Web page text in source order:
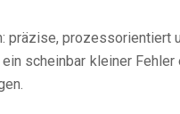
prozessorientiert
scheinbar kleiner